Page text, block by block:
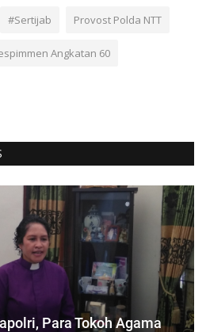
#Sertijab Provost Polda NTT
Angkatan 60
Para Tokoh Agama